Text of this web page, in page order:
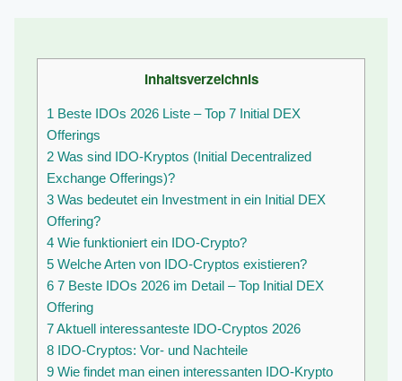
Inhaltsverzeichnis
1 Beste IDOs 2026 Liste – Top 7 Initial DEX
Offerings
2 Was sind IDO-Kryptos (Initial Decentralized
Exchange Offerings)?
3 Was bedeutet ein Investment in ein Initial DEX
Offering?
4 Wie funktioniert ein IDO-Crypto?
5 Welche Arten von IDO-Cryptos existieren?
6 7 Beste IDOs 2026 im Detail – Top Initial DEX
Offering
7Aktuell interessanteste IDO-Cryptos 2026
8 IDO-Cryptos: Vor- und Nachteile
9 Wie findet man einen interessanten IDO-Krypto